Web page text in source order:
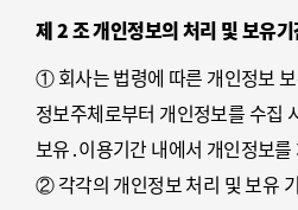
제공, 맞춤서비스 제공, 본
처리합니다.
3 고충처리
민원인의 신원 확인, 민
제 2 조 개인정보의 처리 및 보유
① 회사는 법령에 따른 개인정보
정보주체로부터 개인정보를 수집
보유․이용기간 내에서 개인정보
② 각각의 개인정보 처리 및 보유